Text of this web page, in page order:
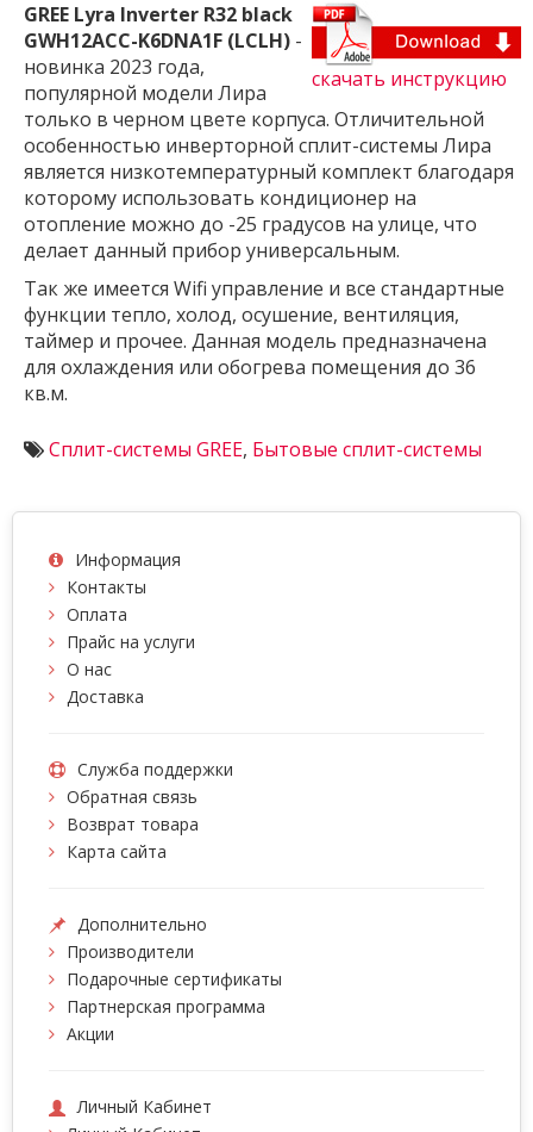
скачать инструкцию
GREE Lyra Inverter R32 black
GWH12ACC-K6DNA1F (LCLH) -
новинка 2023 года,
популярной модели Лира
только в черном цвете корпуса. Отличительной
особенностью инверторной сплит-системы Лира
является низкотемпературный комплект благодаря
которому использовать кондиционер на
отопление можно до -25 градусов на улице, что
делает данный прибор универсальным.
Так же имеется Wifi управление и все стандартные
функции тепло, холод, осушение, вентиляция,
таймер и прочее. Данная модель предназначена
для охлаждения или обогрева помещения до 36
кв.м.
Сплит-системы GREE, Бытовые сплит-системы
Информация
Контакты
Оплата
Прайс на услуги
О нас
Доставка
Служба поддержки
Обратная связь
Возврат товара
Карта сайта
Дополнительно
Производители
Подарочные сертификаты
Партнерская программа
Акции
Личный Кабинет